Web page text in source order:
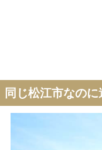
同じ松江市なの